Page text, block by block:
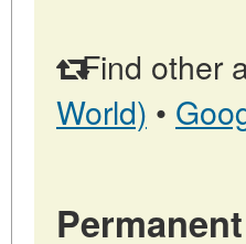
Find other
World) •